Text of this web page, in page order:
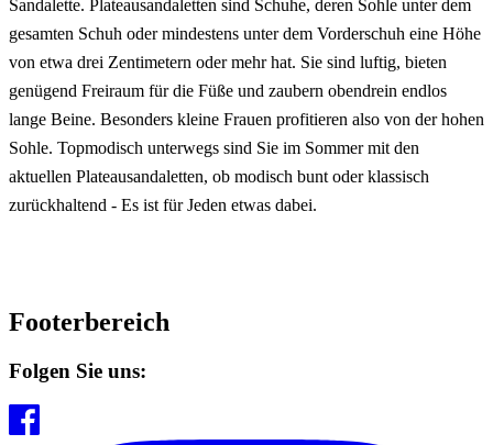
Sandalette. Plateausandaletten sind Schuhe, deren Sohle unter dem
gesamten Schuh oder mindestens unter dem Vorderschuh eine Höhe
von etwa drei Zentimetern oder mehr hat. Sie sind luftig, bieten
genügend Freiraum für die Füße und zaubern obendrein endlos
lange Beine. Besonders kleine Frauen profitieren also von der hohen
Sohle. Topmodisch unterwegs sind Sie im Sommer mit den
aktuellen Plateausandaletten, ob modisch bunt oder klassisch
zurückhaltend - Es ist für Jeden etwas dabei.
Footerbereich
Folgen Sie uns: